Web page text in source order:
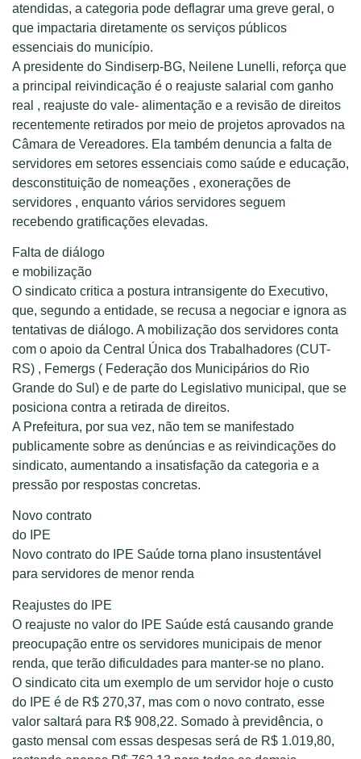
atendidas, a categoria pode deflagrar uma greve geral, o
que impactaria diretamente os serviços públicos
essenciais do município.
A presidente do Sindiserp-BG, Neilene Lunelli, reforça que
a principal reivindicação é o reajuste salarial com ganho
real , reajuste do vale- alimentação e a revisão de direitos
recentemente retirados por meio de projetos aprovados na
Câmara de Vereadores. Ela também denuncia a falta de
servidores em setores essenciais como saúde e educação,
desconstituição de nomeações , exonerações de
servidores , enquanto vários servidores seguem
recebendo gratificações elevadas.
Falta de diálogo
e mobilização
O sindicato critica a postura intransigente do Executivo,
que, segundo a entidade, se recusa a negociar e ignora as
tentativas de diálogo. A mobilização dos servidores conta
com o apoio da Central Única dos Trabalhadores (CUT-
RS) , Femergs ( Federação dos Municipários do Rio
Grande do Sul) e de parte do Legislativo municipal, que se
posiciona contra a retirada de direitos.
A Prefeitura, por sua vez, não tem se manifestado
publicamente sobre as denúncias e as reivindicações do
sindicato, aumentando a insatisfação da categoria e a
pressão por respostas concretas.
Novo contrato
do IPE
Novo contrato do IPE Saúde torna plano insustentável
para servidores de menor renda
Reajustes do IPE
O reajuste no valor do IPE Saúde está causando grande
preocupação entre os servidores municipais de menor
renda, que terão dificuldades para manter-se no plano.
O sindicato cita um exemplo de um servidor hoje o custo
do IPE é de R$ 270,37, mas com o novo contrato, esse
valor saltará para R$ 908,22. Somado à previdência, o
gasto mensal com essas despesas será de R$ 1.019,80,